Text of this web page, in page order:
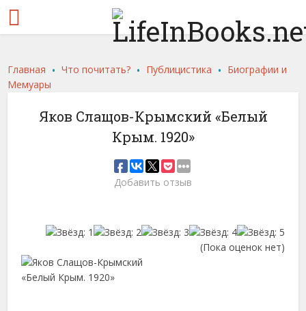
Главная .Что почитать? . Публицистика . Биографии и
Мемуары
Яков Слащов-Крымский «Белый
Крым. 1920»
Добавить отзыв
(Пока оценок нет)